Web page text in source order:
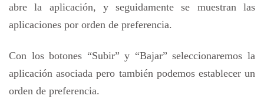
abre la aplicación, y seguidamente se muestran las
aplicaciones por orden de preferencia.
Con los botones “Subir” y “Bajar” seleccionaremos la
aplicación asociada pero también podemos establecer un
orden de preferencia.